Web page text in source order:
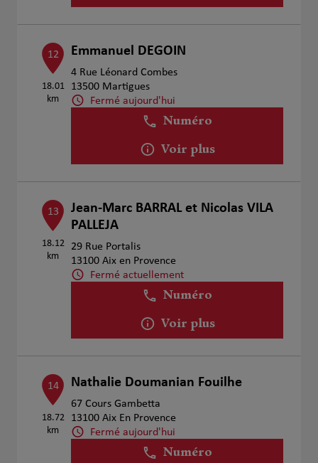
12
18.01
km
Emmanuel DEGOIN
4 Rue Léonard Combes
13500 Martigues
Fermé aujourd'hui
Numéro
Voir plus
13
18.12
km
Jean-Marc BARRAL et Nicolas VILA
PALLEJA
29 Rue Portalis
13100 Aix en Provence
Fermé actuellement
Numéro
Voir plus
14
18.72
km
Nathalie Doumanian Fouilhe
67 Cours Gambetta
13100 Aix En Provence
Fermé aujourd'hui
Numéro